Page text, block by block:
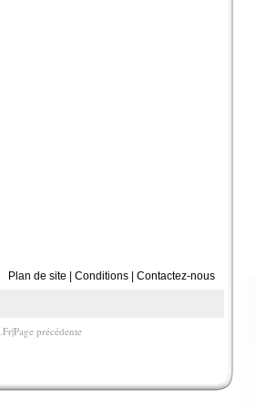
Plan de site Conditions Contactez-nous
précédente